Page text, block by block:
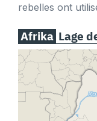
rebelles ont